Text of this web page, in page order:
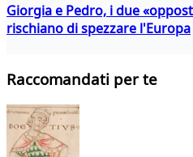
Giorgia e Pedro, i due
rischiano di spezzare l'Europa
Raccomandati per te